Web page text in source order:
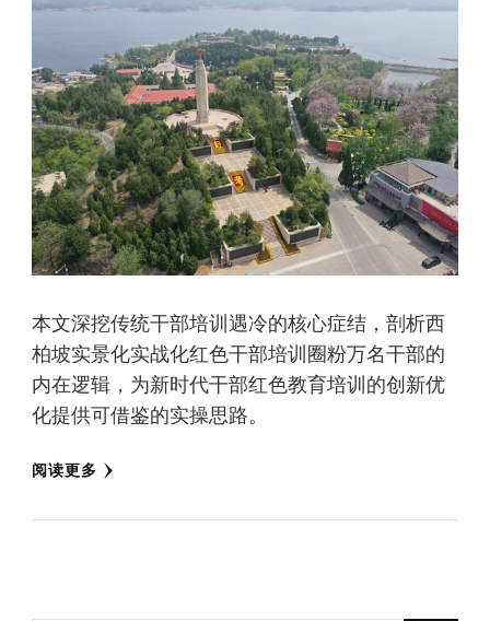
本文深挖传统干部培训遇冷的核心症结，剖析西
柏坡实景化实战化红色干部培训圈粉万名干部的
内在逻辑，为新时代干部红色教育培训的创新优
化提供可借鉴的实操思路。
阅读更多